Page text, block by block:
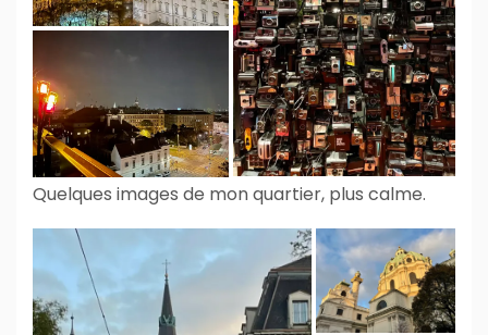
Quelques images de mon quartier, plus calme.